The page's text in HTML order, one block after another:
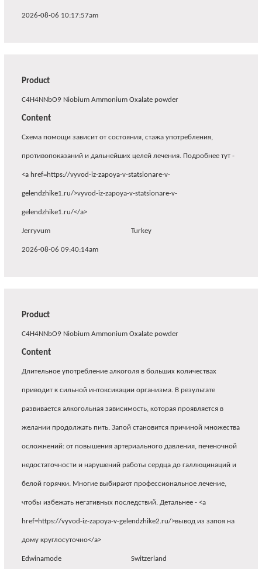
2026-08-06 10:17:57am
Product
C4H4NNbO9 Niobium Ammonium Oxalate powder
Content
Схема помощи зависит от состояния, стажа употребления,
противопоказаний и дальнейших целей лечения. Подробнее тут -
<a href=https://vyvod-iz-zapoya-v-statsionare-v-
gelendzhike1.ru/>vyvod-iz-zapoya-v-statsionare-v-
gelendzhike1.ru/</a>
Jerryvum Turkey
2026-08-06 09:40:14am
Product
C4H4NNbO9 Niobium Ammonium Oxalate powder
Content
Длительное употребление алкоголя в больших количествах
приводит к сильной интоксикации организма. В результате
развивается алкогольная зависимость, которая проявляется в
желании продолжать пить. Запой становится причиной множества
осложнений: от повышения артериального давления, печеночной
недостаточности и нарушений работы сердца до галлюцинаций и
белой горячки. Многие выбирают профессиональное лечение,
чтобы избежать негативных последствий. Детальнее - <a
href=https://vyvod-iz-zapoya-v-gelendzhike2.ru/>вывод из запоя на
дому круглосуточно</a>
Edwinamode Switzerland